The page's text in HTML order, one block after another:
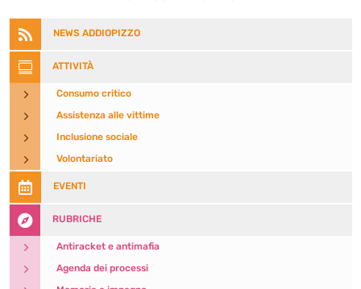
 NEWS ADDIOPIZZO
 ATTIVITÀ
5 Consumo critico
5 Assistenza alle vittime
5 Inclusione sociale
5 Volontariato
 EVENTI
 RUBRICHE
5 Antiracket e antimafia
5 Agenda dei processi